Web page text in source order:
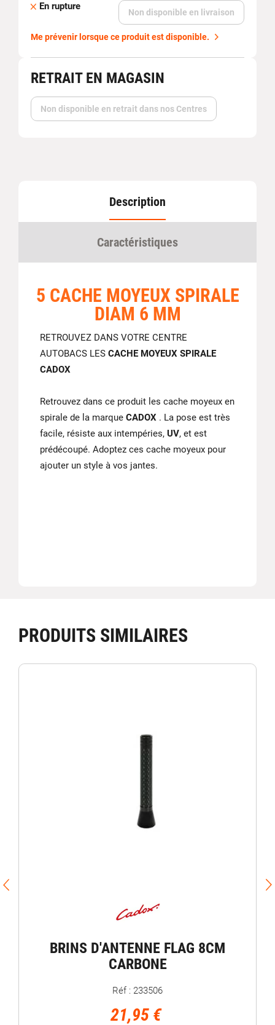
En rupture
Non disponible en livraison
Me prévenir lorsque ce produit est disponible.
RETRAIT EN MAGASIN
Non disponible en retrait dans nos Centres
Description
Caractéristiques
5 CACHE MOYEUX SPIRALE
DIAM 6 MM
RETROUVEZ DANS VOTRE CENTRE
AUTOBACS LES CACHE MOYEUX SPIRALE
CADOX
Retrouvez dans ce produit les cache moyeux en
spirale de la marque CADOX . La pose est très
facile, résiste aux intempéries, UV, et est
prédécoupé. Adoptez ces cache moyeux pour
ajouter un style à vos jantes.
PRODUITS SIMILAIRES
BRINS D'ANTENNE FLAG 8CM
CARBONE
Réf : 233506
21,95 €